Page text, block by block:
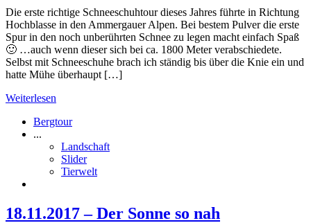
Die erste richtige Schneeschuhtour dieses Jahres führte in Richtung
Hochblasse in den Ammergauer Alpen. Bei bestem Pulver die erste
Spur in den noch unberührten Schnee zu legen macht einfach Spaß
🙂 …auch wenn dieser sich bei ca. 1800 Meter verabschiedete.
Selbst mit Schneeschuhe brach ich ständig bis über die Knie ein und
hatte Mühe überhaupt […]
Weiterlesen
Bergtour
...
Landschaft
Slider
Tierwelt
18.11.2017 – Der Sonne so nah